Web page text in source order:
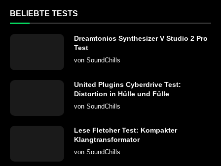
BELIEBTE TESTS
Dreamtonics Synthesizer V Studio 2 Pro
Test
von SoundChills
United Plugins Cyberdrive Test:
Distortion in Hülle und Fülle
von SoundChills
Lese Fletcher Test: Kompakter
Klangtransformator
von SoundChills